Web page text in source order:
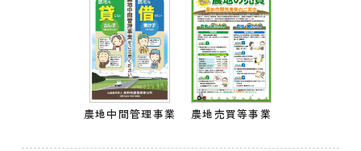
農地中間管理事業 農地売買等事業